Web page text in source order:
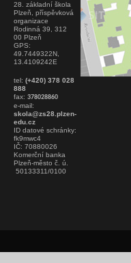
28. základní škola
Plzeň, příspěvková
organizace
Rodinná 39, 312
00 Plzeň
GPS:
49.7449322N,
13.4109242E
tel: (+420) 378 028
888
fax: 378028860
e-mail:
skola@zs28.plzen-
edu.cz
ID datové schránky:
fk9mwc4
IČ: 70880026
Komerční banka
Plzeň-město č. ú.
50133311/0100